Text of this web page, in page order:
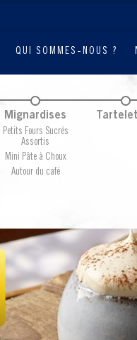
QUI SOMMES-NOUS ?
Mignardises
Petits Fours Sucrés
Assortis
Mini Pâte à Choux
Autour du café